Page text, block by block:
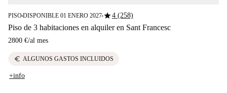
PISO■DISPONIBLE 01 ENERO 2027■star4 (258)
Piso de 3 habitaciones en alquiler en Sant Francesc
2800 €/al mes
euro ALGUNOS GASTOS INCLUIDOS
+info